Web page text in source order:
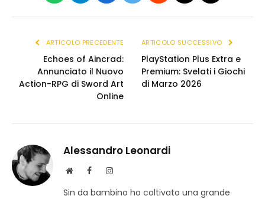
ARTICOLO PRECEDENTE
Echoes of Aincrad:
Annunciato il Nuovo
Action-RPG di Sword Art
Online
ARTICOLO SUCCESSIVO
PlayStation Plus Extra e
Premium: Svelati i Giochi
di Marzo 2026
Alessandro Leonardi
S
t
F
c
I
s
Sin da bambino ho coltivato una grande